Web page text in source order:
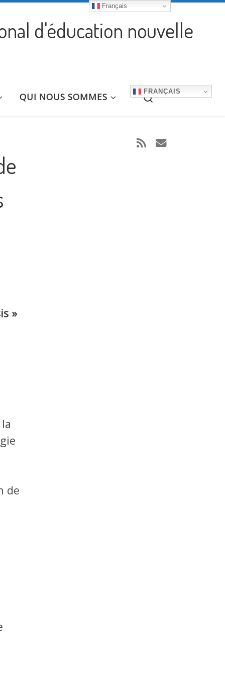
d'éducation nouvelle
QUI NOUS SOMMES FRANÇAIS
Search
»
de
Français